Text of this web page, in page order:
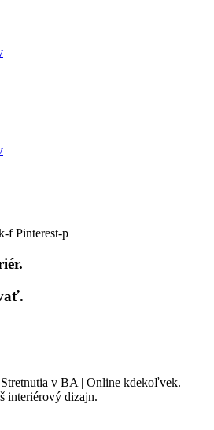
f Pinterest-p
v BA | Online kdekoľvek.
interiérový dizajn.